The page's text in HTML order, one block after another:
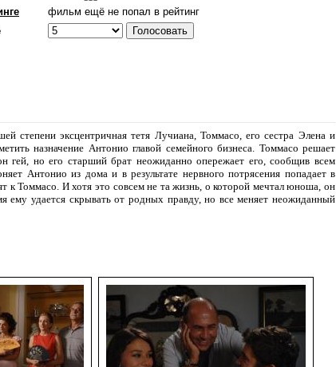
фильм ещё не попал в рейтинг
степени эксцентричная тетя Лучиана, Томмасо, его сестра Элена и
назначение Антонио главой семейного бизнеса. Томмасо решает
гей, но его старший брат неожиданно опережает его, сообщив всем
Антонио из дома и в результате нервного потрясения попадает в
к Томмасо. И хотя это совсем не та жизнь, о которой мечтал юноша, он
ему удается скрывать от родных правду, но все меняет неожиданный